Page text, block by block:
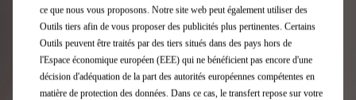
ce que nous vous proposons. Notre site web peut également utiliser des
Outils tiers afin de vous proposer des publicités plus pertinentes. Certains
Outils peuvent être traités par des tiers situés dans des pays hors de
l'Espace économique européen (EEE) qui ne bénéficient pas encore d'une
décision d'adéquation de la part des autorités européennes compétentes en
matière de protection des données. Dans ce cas, le transfert repose sur votre